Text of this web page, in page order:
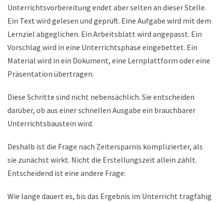
Unterrichtsvorbereitung endet aber selten an dieser Stelle.
Ein Text wird gelesen und geprüft. Eine Aufgabe wird mit dem
Lernziel abgeglichen. Ein Arbeitsblatt wird angepasst. Ein
Vorschlag wird in eine Unterrichtsphase eingebettet. Ein
Material wird in ein Dokument, eine Lernplattform oder eine
Präsentation übertragen.
Diese Schritte sind nicht nebensächlich. Sie entscheiden
darüber, ob aus einer schnellen Ausgabe ein brauchbarer
Unterrichtsbaustein wird.
Deshalb ist die Frage nach Zeitersparnis komplizierter, als
sie zunächst wirkt. Nicht die Erstellungszeit allein zählt.
Entscheidend ist eine andere Frage:
Wie lange dauert es, bis das Ergebnis im Unterricht tragfähig